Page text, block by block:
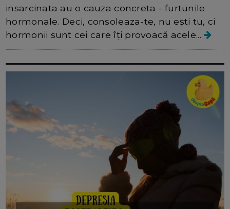
insarcinata au o cauza concreta - furtunile
hormonale. Deci, consoleaza-te, nu ești tu, ci
hormonii sunt cei care îţi provoacă acele...